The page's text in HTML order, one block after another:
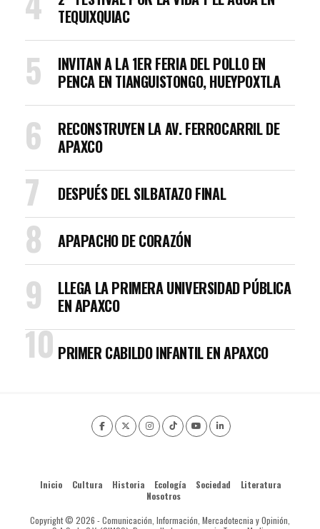
TEQUIXQUIAC
INVITAN A LA 1ER FERIA DEL POLLO EN
PENCA EN TIANGUISTONGO, HUEYPOXTLA
RECONSTRUYEN LA AV. FERROCARRIL DE
APAXCO
DESPUÉS DEL SILBATAZO FINAL
APAPACHO DE CORAZÓN
LLEGA LA PRIMERA UNIVERSIDAD PÚBLICA
EN APAXCO
PRIMER CABILDO INFANTIL EN APAXCO
Inicio Cultura Historia Ecología Sociedad
Literatura
Nosotros
Copyright © 2026 - Comunicación, Información, Mercadotecnia y Opinión,